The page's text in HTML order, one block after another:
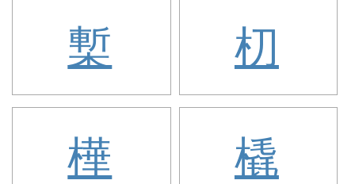
槧 朷
樺 橇